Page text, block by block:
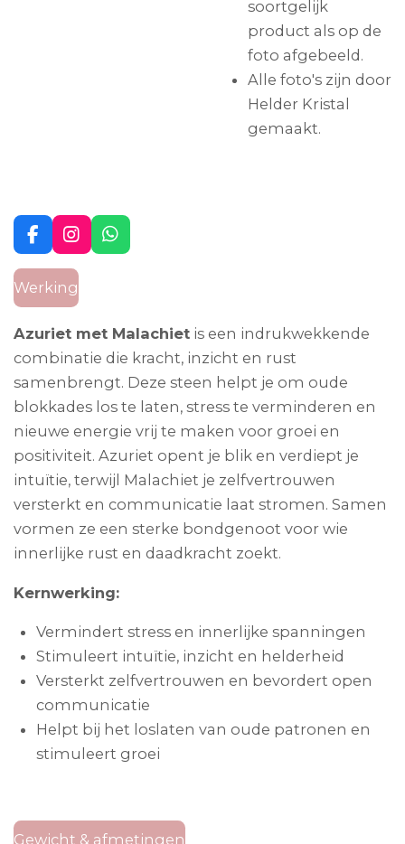
soortgelijk
product als op de
foto afgebeeld.
Alle foto's zijn door
Helder Kristal
gemaakt.
F
a
e
b
o
o
k
I
n
s
t
a
g
r
a
m
W
h
A
p
p
Werking
Azuriet met Malachiet is een indrukwekkende
combinatie die kracht, inzicht en rust
samenbrengt. Deze steen helpt je om oude
blokkades los te laten, stress te verminderen en
nieuwe energie vrij te maken voor groei en
positiviteit. Azuriet opent je blik en verdiept je
intuïtie, terwijl Malachiet je zelfvertrouwen
versterkt en communicatie laat stromen. Samen
vormen ze een sterke bondgenoot voor wie
innerlijke rust en daadkracht zoekt.
Kernwerking:
Vermindert stress en innerlijke spanningen
Stimuleert intuïtie, inzicht en helderheid
Versterkt zelfvertrouwen en bevordert open
communicatie
Helpt bij het loslaten van oude patronen en
stimuleert groei
Gewicht & afmetingen